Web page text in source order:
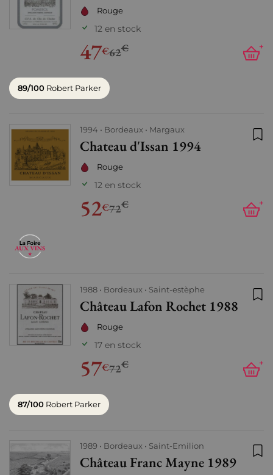
Rouge
12 en stock
47€62€ +
89/100 Robert Parker
1994 Bordeaux Margaux
Chateau d'Issan 1994
Rouge
12 en stock
52€72€ +
1988 Bordeaux Saint-estèphe
Château Lafon Rochet 1988
Rouge
17 en stock
57€72€ +
87/100 Robert Parker
1989 Bordeaux Saint-Emilion
Château Franc Mayne 1989